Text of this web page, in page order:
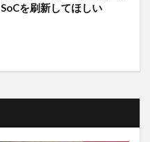
SoCを刷新してほしい